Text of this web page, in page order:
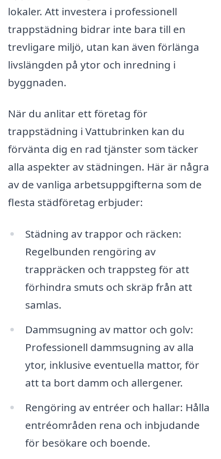
lokaler. Att investera i professionell
trappstädning bidrar inte bara till en
trevligare miljö, utan kan även förlänga
livslängden på ytor och inredning i
byggnaden.
När du anlitar ett företag för
trappstädning i Vattubrinken kan du
förvänta dig en rad tjänster som täcker
alla aspekter av städningen. Här är några
av de vanliga arbetsuppgifterna som de
flesta städföretag erbjuder:
Städning av trappor och räcken:
Regelbunden rengöring av
trappräcken och trappsteg för att
förhindra smuts och skräp från att
samlas.
Dammsugning av mattor och golv:
Professionell dammsugning av alla
ytor, inklusive eventuella mattor, för
att ta bort damm och allergener.
Rengöring av entréer och hallar: Hålla
entréområden rena och inbjudande
för besökare och boende.